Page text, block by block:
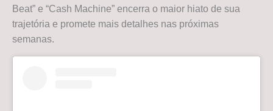
Beat” e “Cash Machine” encerra o maior hiato de sua
trajetória e promete mais detalhes nas próximas
semanas.